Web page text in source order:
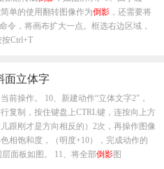
单的使用翻转图像作为倒影 ，还需要将
令，将画布扩大一点。框选右边区域，
Ctrl+T
面立体字
前操作。 10、新建动作“立体文字2”，
复制，按住键盘上CTRL键，连按向上方
跟刚才是方向相反的）2次，再操作图像
饱和度，（明度+10），完成动作的
面板如图。 11、将全部倒影图